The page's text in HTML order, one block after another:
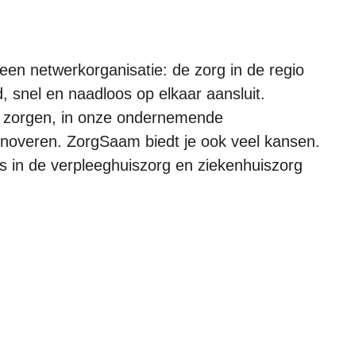
netwerkorganisatie: de zorg in de regio
snel en naadloos op elkaar aansluit.
in onze ondernemende
ZorgSaam biedt je ook veel kansen.
in de verpleeghuiszorg en ziekenhuiszorg